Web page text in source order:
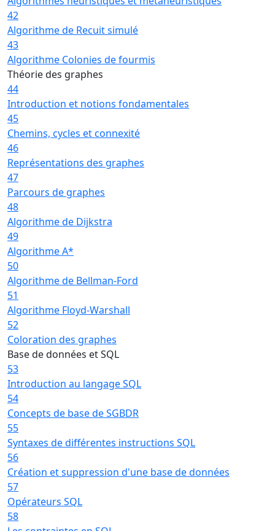
42
Algorithme de Recuit simulé
43
Algorithme Colonies de fourmis
Théorie des graphes
44
Introduction et notions fondamentales
45
Chemins, cycles et connexité
46
Représentations des graphes
47
Parcours de graphes
48
Algorithme de Dijkstra
49
Algorithme A*
50
Algorithme de Bellman-Ford
51
Algorithme Floyd-Warshall
52
Coloration des graphes
Base de données et SQL
53
Introduction au langage SQL
54
Concepts de base de SGBDR
55
Syntaxes de différentes instructions SQL
56
Création et suppression d'une base de données
57
Opérateurs SQL
58